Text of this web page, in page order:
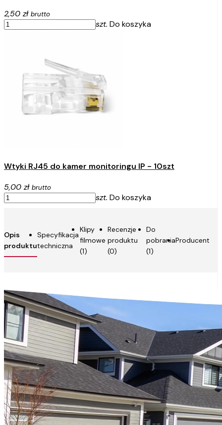
2,50 zł brutto
szt. Do koszyka
Wtyki RJ45 do kamer monitoringu IP - 10szt
5,00 zł brutto
szt. Do koszyka
Opis
produktu
Do
pobrania
(1)
Specyfikacja
techniczna
Producent
Klipy
filmowe
(1)
Recenzje
produktu
(0)